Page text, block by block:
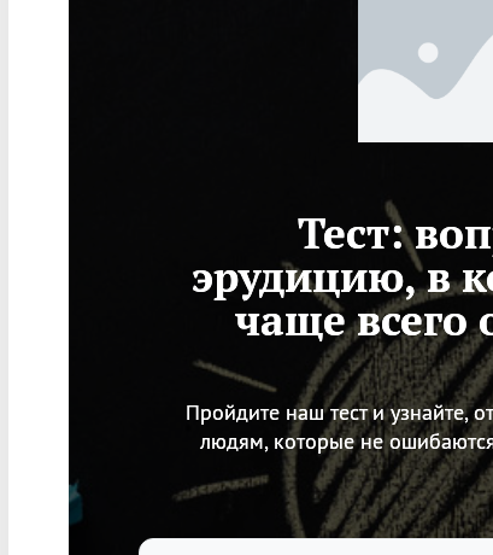
Тест:
эрудицию, в
чаще
Пройдите наш тест и узнайте,
людям, которые не